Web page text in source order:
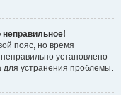
неправильное!
пояс, но время
установлено
для устранения проблемы.